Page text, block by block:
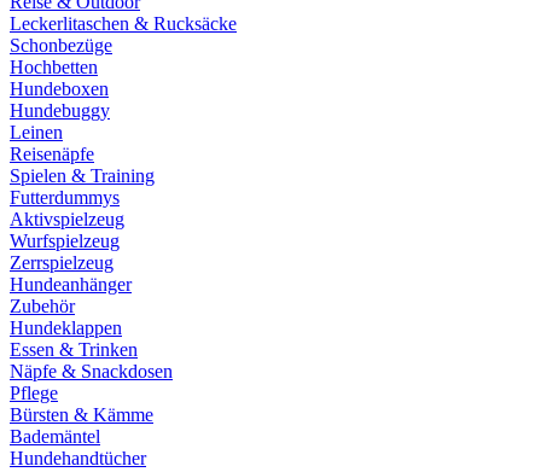
Leckerlitaschen & Rucksäcke
Schonbezüge
Hochbetten
Hundeboxen
Hundebuggy
Leinen
Reisenäpfe
Spielen & Training
Futterdummys
Aktivspielzeug
Wurfspielzeug
Zerrspielzeug
Hundeanhänger
Zubehör
Hundeklappen
Essen & Trinken
Näpfe & Snackdosen
Pflege
Bürsten & Kämme
Bademäntel
Hundehandtücher